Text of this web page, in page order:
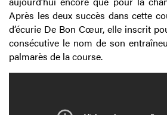
Après les deux succès dans cette
d’écurie De Bon Cœur, elle inscrit
consécutive le nom de son
palmarès de la course.